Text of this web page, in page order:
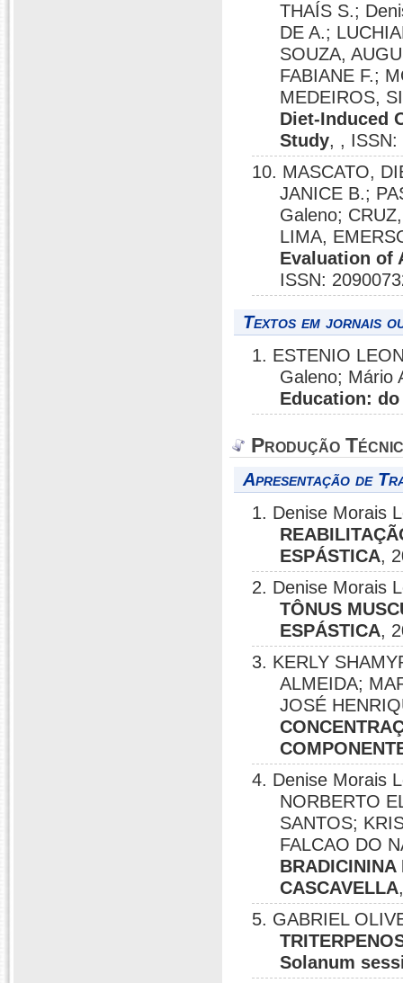
THAÍS S.;
DE A.;
SOUZA,
FABIANE F.;
MEDEIROS,
Diet-Induced
Study, , ISSN:
10. MASCATO,
JANICE B.;
Galeno;
LIMA,
Evaluation of
ISSN:
Textos em jornais
1. ESTENIO
Galeno; Mário
Education:
Produção
Apresentação de
1. Denise Morais
ESPÁSTICA,
2. Denise Morais
TÔNUS
ESPÁSTICA,
3. KERLY
ALMEIDA;
JOSÉ
4. Denise Morais
NORBERTO
SANTOS;
FALCAO DO
BRADICININA
CASCAVELLA
5. GABRIEL
Solanum